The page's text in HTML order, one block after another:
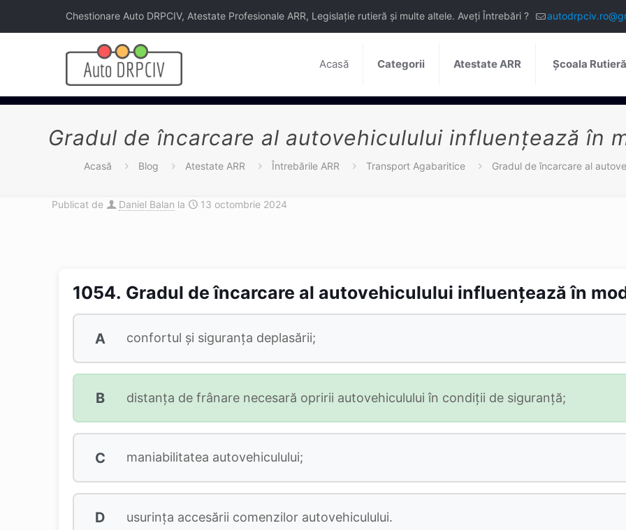
Chestionare Auto DRPCIV, Atestate Profesionale ARR, Legislație rutieră și multe altele. Aveți Întrebări ?
Acasă Categorii Atestate ARR Școala
Gradul de încarcare al autovehiculului influențează în
Acasă Blog Atestate ARR Întrebările ARR Transport Agabaritice Gradul de încarcare al
Publicat de Daniel Balan la 13 octombrie 2024
1054. Gradul de încarcare al autovehiculului influențează în
A confortul și siguranța deplasării;
B distanța de frânare necesară opririi autovehiculului în condiții de siguranță;
C maniabilitatea autovehiculului;
D usurința accesării comenzilor autovehiculului.